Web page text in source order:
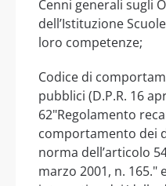
Cenni generali sugli
dell’Istituzione
loro competenze;
Codice di
pubblici (D.P.R. 16
62"Regolamento
comportamento dei
norma dell’articolo
marzo 2001, n.